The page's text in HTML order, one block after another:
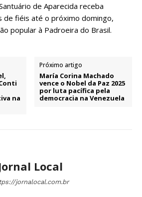
de Aparecida receba
de fiéis até o próximo domingo,
popular à Padroeira do Brasil.
na
Próximo artigo
María Corina Machado
vence o Nobel da Paz 2025
por luta pacífica pela
democracia na Venezuela
Local
jornalocal.com.br